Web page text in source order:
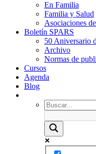
En Familia
Familia y Salud
Asociaciones
Boletín SPARS
50 Aniversario
Archivo
Normas de
Cursos
Agenda
Blog